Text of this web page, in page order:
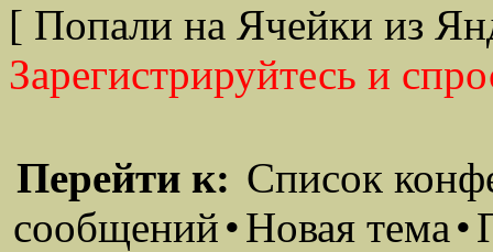
[ Попали на Ячейки из
Зарегистрируйтесь и
Перейти к: Список
сообщений•Новая тема•